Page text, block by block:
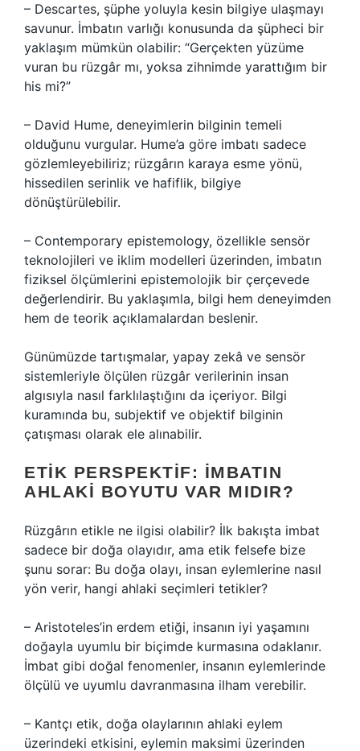
– Descartes, şüphe yoluyla kesin bilgiye ulaşmayı
savunur. İmbatın varlığı konusunda da şüpheci bir
yaklaşım mümkün olabilir: “Gerçekten yüzüme
vuran bu rüzgâr mı, yoksa zihnimde yarattığım bir
his mi?”
– David Hume, deneyimlerin bilginin temeli
olduğunu vurgular. Hume’a göre imbatı sadece
gözlemleyebiliriz; rüzgârın karaya esme yönü,
hissedilen serinlik ve hafiflik, bilgiye
dönüştürülebilir.
– Contemporary epistemology, özellikle sensör
teknolojileri ve iklim modelleri üzerinden, imbatın
fiziksel ölçümlerini epistemolojik bir çerçevede
değerlendirir. Bu yaklaşımla, bilgi hem deneyimden
hem de teorik açıklamalardan beslenir.
Günümüzde tartışmalar, yapay zekâ ve sensör
sistemleriyle ölçülen rüzgâr verilerinin insan
algısıyla nasıl farklılaştığını da içeriyor. Bilgi
kuramında bu, subjektif ve objektif bilginin
çatışması olarak ele alınabilir.
ETIK PERSPEKTIF: İMBATIN
AHLAKI BOYUTU VAR MIDIR?
Rüzgârın etikle ne ilgisi olabilir? İlk bakışta imbat
sadece bir doğa olayıdır, ama etik felsefe bize
şunu sorar: Bu doğa olayı, insan eylemlerine nasıl
yön verir, hangi ahlaki seçimleri tetikler?
– Aristoteles’in erdem etiği, insanın iyi yaşamını
doğayla uyumlu bir biçimde kurmasına odaklanır.
İmbat gibi doğal fenomenler, insanın eylemlerinde
ölçülü ve uyumlu davranmasına ilham verebilir.
– Kantçı etik, doğa olaylarının ahlaki eylem
üzerindeki etkisini, eylemin maksimi üzerinden